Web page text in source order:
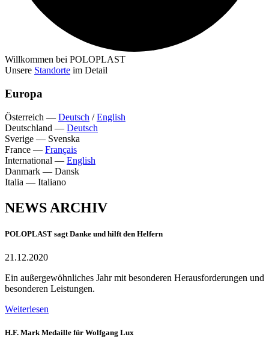
Willkommen bei POLOPLAST
Unsere Standorte im Detail
Europa
Österreich — Deutsch /English
Deutschland — Deutsch
Sverige — Svenska
France — Français
International — English
Danmark — Dansk
Italia — Italiano
NEWS ARCHIV
POLOPLAST sagt Danke und hilft den Helfern
21.12.2020
Ein außergewöhnliches Jahr mit besonderen Herausforderungen und
besonderen Leistungen.
Weiterlesen
H.F. Mark Medaille für Wolfgang Lux